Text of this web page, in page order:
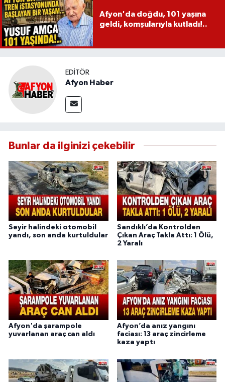
Afyon'da doğdu, 101 yaşına
geldi, komşularıyla kutladı!..
EDITÖR
Afyon Haber
Bunlar da ilginizi çekebilir
Seyir halindeki otomobil
yandı, son anda kurtuldular
Sandıklı’da Kontrolden
Çıkan Araç Takla Attı: 1 Ölü,
2 Yaralı
Afyon'da şarampole
yuvarlanan araç can aldı
Afyon’da anız yangını
faciası: 13 araç zincirleme
kaza yaptı